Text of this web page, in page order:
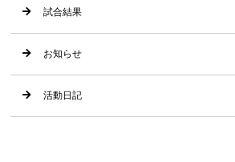
試合結果
お知らせ
活動日記